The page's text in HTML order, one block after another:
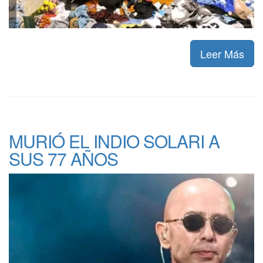
Leer Más
MURIÓ EL INDIO SOLARI A
SUS 77 AÑOS